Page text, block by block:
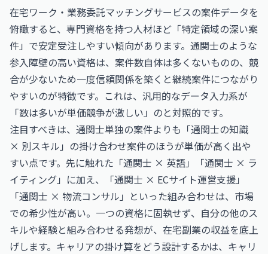
在宅ワーク・業務委託マッチングサービスの案件データを
俯瞰すると、専門資格を持つ人材ほど「特定領域の深い案
件」で安定受注しやすい傾向があります。通関士のような
参入障壁の高い資格は、案件数自体は多くないものの、競
合が少ないため一度信頼関係を築くと継続案件につながり
やすいのが特徴です。これは、汎用的なデータ入力系が
「数は多いが単価競争が激しい」のと対照的です。
注目すべきは、通関士単独の案件よりも「通関士の知識
× 別スキル」の掛け合わせ案件のほうが単価が高く出や
すい点です。先に触れた「通関士 × 英語」「通関士 × ラ
イティング」に加え、「通関士 × ECサイト運営支援」
「通関士 × 物流コンサル」といった組み合わせは、市場
での希少性が高い。一つの資格に固執せず、自分の他のス
キルや経験と組み合わせる発想が、在宅副業の収益を底上
げします。キャリアの掛け算をどう設計するかは、 キャリ